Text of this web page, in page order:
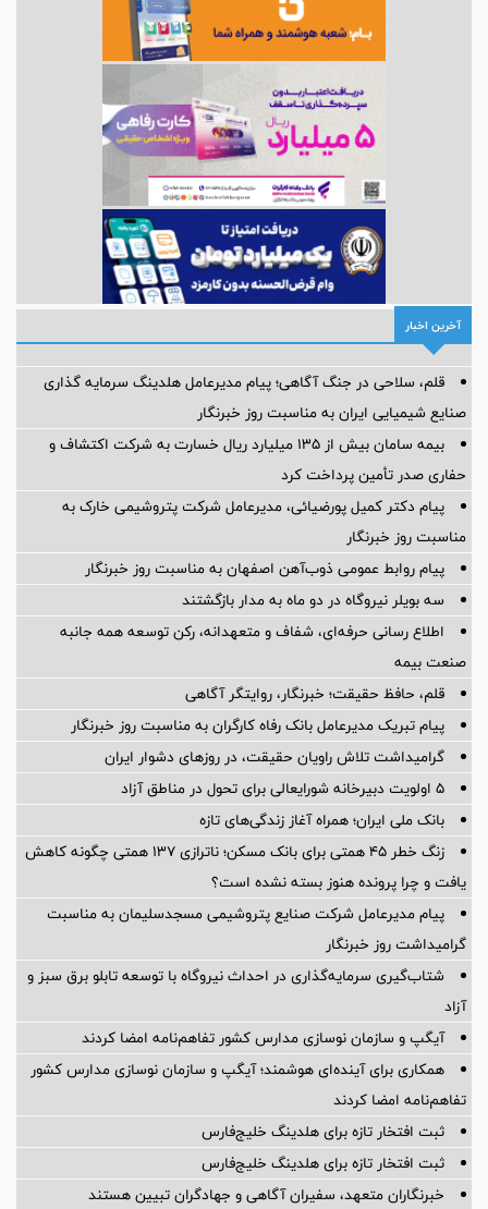
آخرین اخبار
قلم، سلاحی در جنگ آگاهی؛ پیام مدیرعامل هلدینگ سرمایه گذاری
صنایع شیمیایی ایران به مناسبت روز خبرنگار
بیمه سامان بیش از ۱۳۵ میلیارد ریال خسارت به شرکت اکتشاف و
حفاری صدر تأمین پرداخت کرد
پیام دکتر کمیل پورضیائی، مدیرعامل شرکت پتروشیمی خارک به
مناسبت روز خبرنگار
پیام روابط عمومی ذوب‌آهن اصفهان به مناسبت روز خبرنگار
سه بویلر نیروگاه در دو ماه به مدار بازگشتند
اطلاع رسانی حرفه‌ای، شفاف و متعهدانه، رکن توسعه همه جانبه
صنعت بیمه
قلم، حافظ حقیقت؛ خبرنگار، روایتگر آگاهی
پیام تبریک مدیرعامل بانک رفاه کارگران به مناسبت روز خبرنگار
گرامیداشت تلاش راویان حقیقت، در روزهای دشوار ایران
5 اولویت دبیرخانه شورایعالی برای تحول در مناطق آزاد
بانک ملی ایران؛ همراه آغاز زندگی‌های تازه
زنگ خطر ۴۵ همتی برای بانک مسکن؛ ناترازی ۱۳۷ همتی چگونه کاهش
یافت و چرا پرونده هنوز بسته نشده است؟
پیام مدیرعامل شركت صنایع پتروشیمی مسجدسلیمان به مناسبت
گرامیداشت روز خبرنگار
شتاب‌گیری سرمایه‌گذاری در احداث نیروگاه با توسعه تابلو برق سبز و
آزاد
آیگپ و سازمان نوسازی مدارس کشور تفاهم‌نامه امضا کردند
همکاری برای آینده‌ای هوشمند؛ آیگپ و سازمان نوسازی مدارس کشور
تفاهم‌نامه امضا کردند
ثبت افتخار تازه برای هلدینگ خلیج‌فارس
ثبت افتخار تازه برای هلدینگ خلیج‌فارس
خبرنگاران متعهد، سفیران آگاهی و جهادگران تبیین هستند